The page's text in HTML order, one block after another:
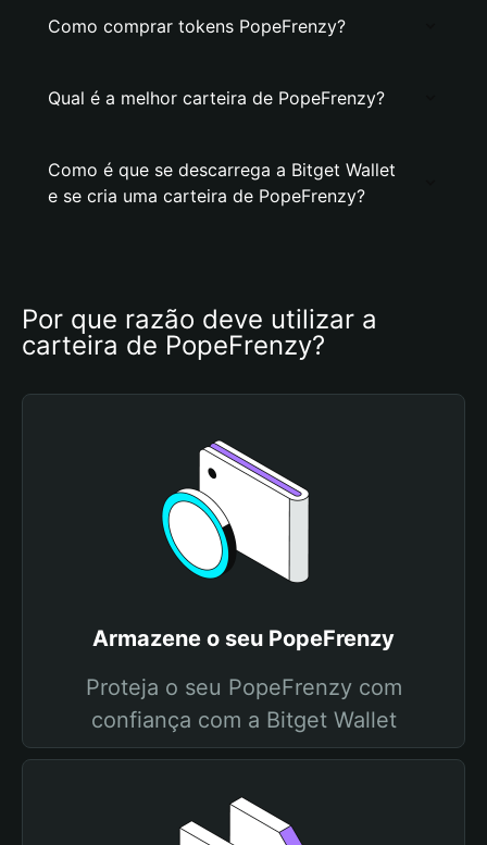
Como comprar tokens PopeFrenzy?
Qual é a melhor carteira de PopeFrenzy?
Como é que se descarrega a Bitget Wallet
e se cria uma carteira de PopeFrenzy?
Por que razão deve utilizar a
carteira de PopeFrenzy?
Armazene o seu PopeFrenzy
Proteja o seu PopeFrenzy com
confiança com a Bitget Wallet